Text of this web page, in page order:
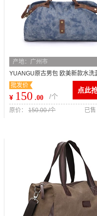
产地：广州市
YUANGU原古男包 欧美新款水洗
包 时尚个性单肩包斜挎包批发
批发价
¥ 150 .00 /个
点此
已售
原价： 150.00 /个